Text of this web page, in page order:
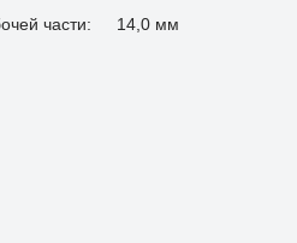
части:
14,0 мм